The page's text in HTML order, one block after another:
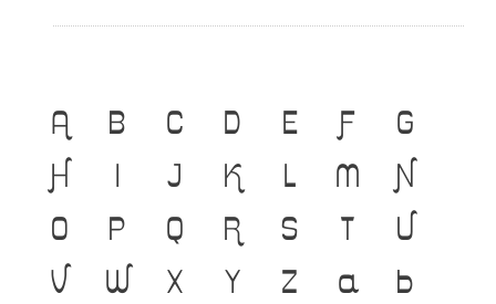
A B C D E F G
H I J K L M N
O P Q R S T U
V W X Y Z a b